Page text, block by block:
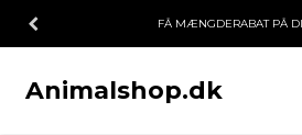
FÅ MÆNGDERABAT PÅ
Animalshop.dk